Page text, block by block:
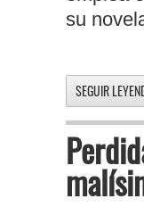
su
SEGUIR